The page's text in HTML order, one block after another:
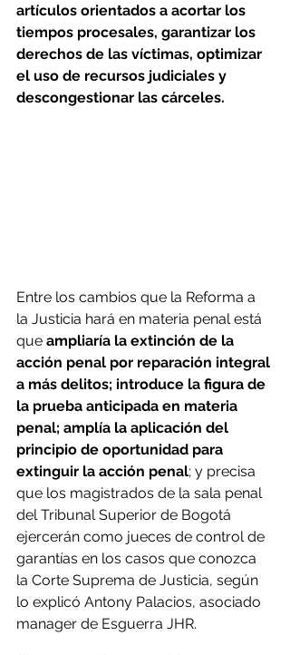
artículos orientados a acortar los
tiempos procesales, garantizar los
derechos de las víctimas, optimizar
el uso de recursos judiciales y
descongestionar las cárceles.
Entre los cambios que la Reforma a
la Justicia hará en materia penal está
que ampliaría la extinción de la
acción penal por reparación integral
a más delitos; introduce la figura de
la prueba anticipada en materia
penal; amplía la aplicación del
principio de oportunidad para
extinguir la acción penal; y precisa
que los magistrados de la sala penal
del Tribunal Superior de Bogotá
ejercerán como jueces de control de
garantías en los casos que conozca
la Corte Suprema de Justicia, según
lo explicó Antony Palacios, asociado
manager de Esguerra JHR.